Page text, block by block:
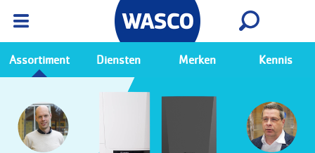
Ga naar de Wasco app
Bekijk
Assortiment Diensten Merken Kennis